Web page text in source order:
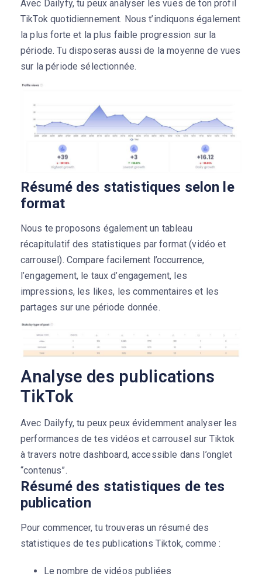
Avec Dailyfy, tu peux analyser les vues de ton profil
TikTok quotidiennement. Nous t’indiquons également
la plus forte et la plus faible progression sur la
période. Tu disposeras aussi de la moyenne de vues
sur la période sélectionnée.
Résumé des statistiques selon le
format
Nous te proposons également un tableau
récapitulatif des statistiques par format (vidéo et
carrousel). Compare facilement l’occurrence,
l’engagement, le taux d’engagement, les
impressions, les likes, les commentaires et les
partages sur une période donnée.
Analyse des publications
TikTok
Avec Dailyfy, tu peux peux évidemment analyser les
performances de tes vidéos et carrousel sur Tiktok
à travers notre dashboard, accessible dans l’onglet
“contenus”.
Résumé des statistiques de tes
publication
Pour commencer, tu trouveras un résumé des
statistiques de tes publications Tiktok, comme :
Le nombre de vidéos publiées